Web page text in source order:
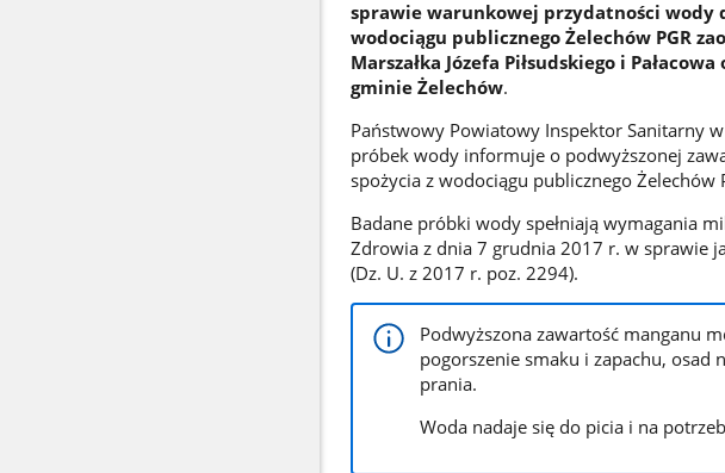
sprawie warunkowej przydatności wody
wodociągu publicznego Żelechów PGR
Marszałka Józefa Piłsudskiego i
gminie Żelechów.
Państwowy Powiatowy Inspektor Sanitarny
próbek wody informuje o podwyższonej
spożycia z wodociągu publicznego Żelechów
Badane próbki wody spełniają wymagania
Zdrowia z dnia 7 grudnia 2017 r. w sprawie
(Dz. U. z 2017 r. poz. 2294).
Podwyższona zawartość manganu
pogorszenie smaku i zapachu, osad
prania.
Woda nadaje się do picia i na